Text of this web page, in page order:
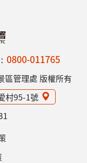
0800-011765
區管理處 版權所有
村95-1號